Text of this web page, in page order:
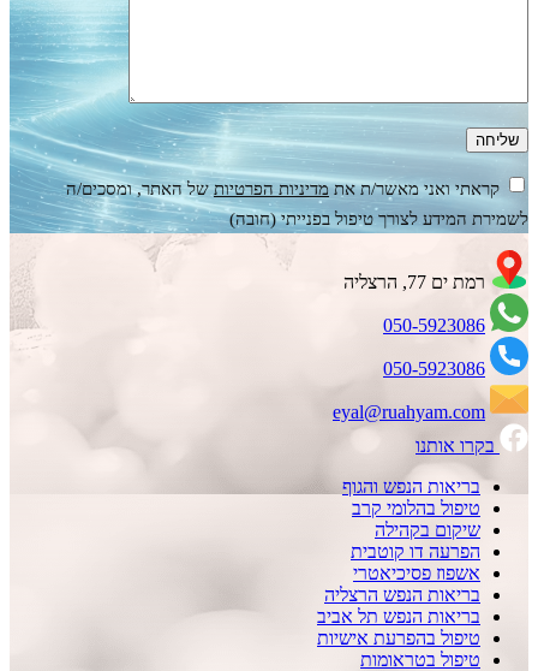
קראתי ואני מאשר/ת אתמדיניות הפרטיותשל האתר, ומסכים/ה
לשמירת המידע לצורך טיפול בפנייתי (חובה)
רמת ים 77, הרצליה
050-5923086
050-5923086
eyal@ruahyam.com
בקרו אותנו
בריאות הנפש והגוף
טיפול בהלומי קרב
שיקום בקהילה
הפרעה דו קוטבית
אשפוז פסיכיאטרי
בריאות הנפש הרצליה
בריאות הנפש תל אביב
טיפול בהפרעת אישיות
טיפול בטראומות